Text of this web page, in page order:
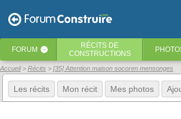
FORUM ‹ RÉCITS DE
CONSTRUCTIONS
Accueil Récits [35] Attention maison socoren mensonges
Les récits Mon récit Mes photos